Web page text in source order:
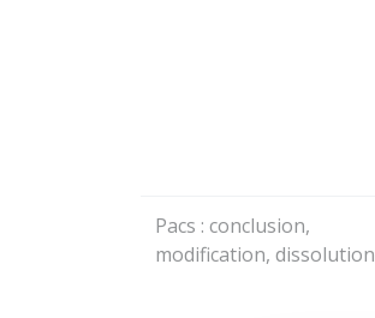
Pacs : conclusion,
modification, dissolution